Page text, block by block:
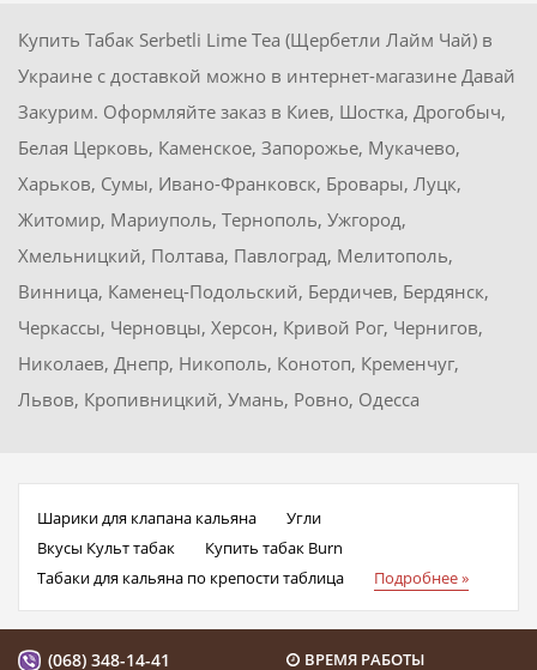
Купить Табак Serbetli Lime Tea (Щербетли Лайм Чай) в
Украине с доставкой можно в интернет-магазине Давай
Закурим. Оформляйте заказ в Киев, Шостка, Дрогобыч,
Белая Церковь, Каменское, Запорожье, Мукачево,
Харьков, Сумы, Ивано-Франковск, Бровары, Луцк,
Житомир, Мариуполь, Тернополь, Ужгород,
Хмельницкий, Полтава, Павлоград, Мелитополь,
Винница, Каменец-Подольский, Бердичев, Бердянск,
Черкассы, Черновцы, Херсон, Кривой Рог, Чернигов,
Николаев, Днепр, Никополь, Конотоп, Кременчуг,
Львов, Кропивницкий, Умань, Ровно, Одесса
Шарики для клапана кальяна
Угли
Вкусы Культ табак
Купить табак Burn
Табаки для кальяна по крепости таблица
Подробнее »
(068) 348-14-41 ВРЕМЯ РАБОТЫ